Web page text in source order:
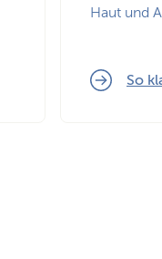
Haut und
So